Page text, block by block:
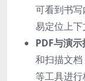
可看到书
易定位上下
PDF与演示
和扫描文
等工具进